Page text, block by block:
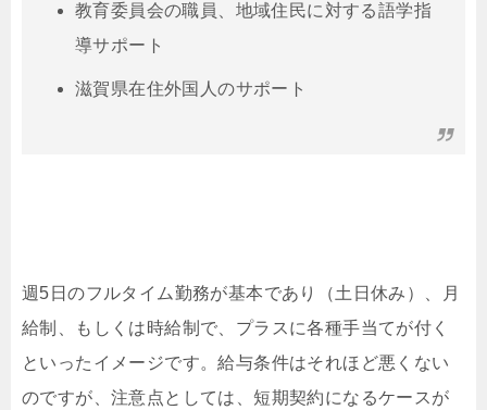
教育委員会の職員、地域住民に対する語学指
導サポート
滋賀県在住外国人のサポート
週5日のフルタイム勤務が基本であり（土日休み）、月
給制、もしくは時給制で、プラスに各種手当てが付く
といったイメージです。給与条件はそれほど悪くない
のですが、注意点としては、短期契約になるケースが